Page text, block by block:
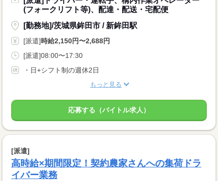
(フォークリフト等)、配達・配送・宅配便
[勤務地]/茨城県鉾田市 / 新鉾田駅
[派遣]時給2,150円〜2,688円
[派遣]08:00〜17:30
・日+シフト制の週休2日
もっと見る
応募する（バイトル求人）
[派遣]
高時給×期間限定！契約農家さんへの集荷ドラ
イバー業務